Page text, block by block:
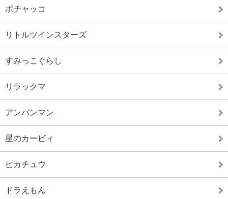
ポチャッコ
リトルツインスターズ
すみっこぐらし
リラックマ
アンパンマン
星のカービィ
ピカチュウ
ドラえもん